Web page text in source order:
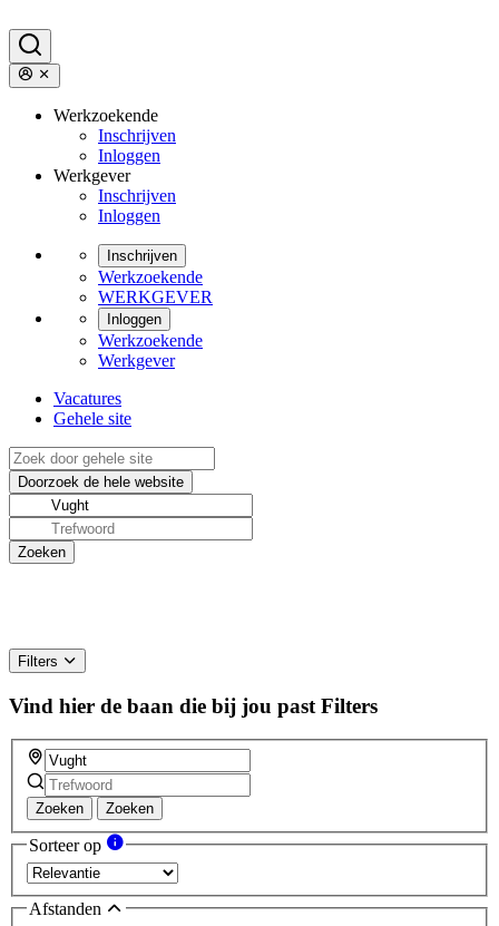
Werkzoekende
Inschrijven
Inloggen
Werkgever
Inschrijven
Inloggen
Inschrijven
Werkzoekende
WERKGEVER
Inloggen
Werkzoekende
Werkgever
Vacatures
Gehele site
Filters
Vind hier de baan die bij jou past Filters
Zoeken Zoeken
Sorteer op
Afstanden